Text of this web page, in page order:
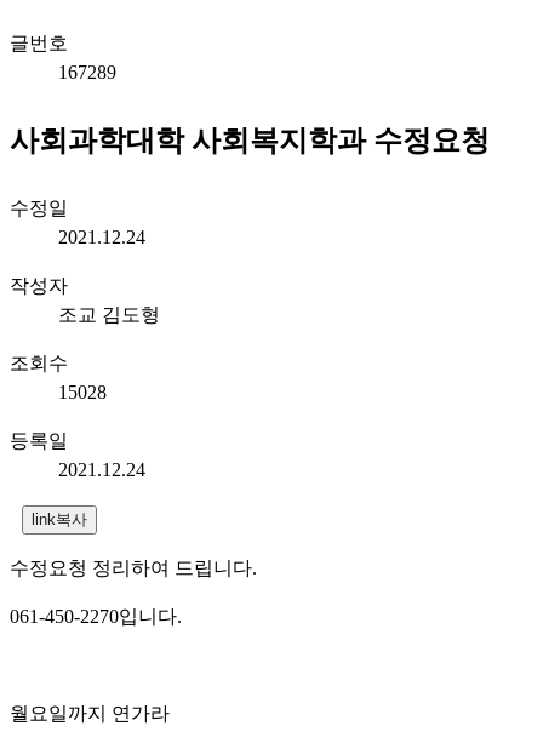
글번호
167289
사회과학대학 사회복지학과 수정요청
수정일
2021.12.24
작성자
조교 김도형
조회수
15028
등록일
2021.12.24
수정요청 정리하여 드립니다.
061-450-2270입니다.
월요일까지 연가라